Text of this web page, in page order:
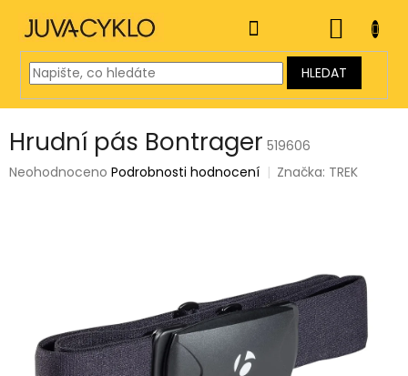
obsah
HLEDAT
KOŠÍK
Hrudní pás Bontrager 519606
Průměrné
Neohodnoceno Podrobnosti hodnocení Značka: TREK